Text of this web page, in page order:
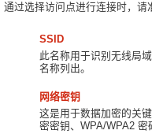
通过选择访问点进行连接时，请
SSID
此名称用于识别无线局
名称列出。
网络密钥
这是用于数据加密的关
密密钥、WPA/WPA2 密